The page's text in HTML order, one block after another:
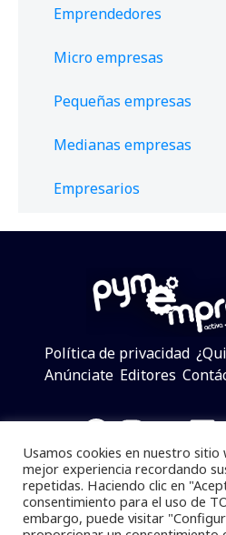
Emprendedores
Micro empresas
Pequeñas empresas
Medianas empresas
Empresarios
Política de privacidad
Anúnciate Editores
Facebook
Pymempresario © 2025 Todos
Usamos cookies en nuestro
mejor experiencia recordando
repetidas. Haciendo clic en
consentimiento para el uso de
embargo, puede visitar